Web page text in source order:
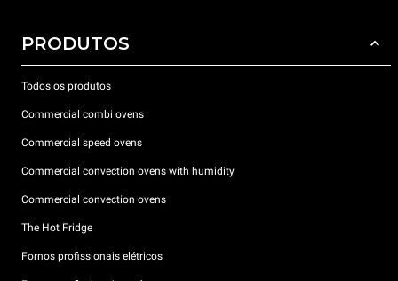
PRODUTOS
Todos os produtos
Commercial combi ovens
Commercial speed ovens
Commercial convection ovens with humidity
Commercial convection ovens
The Hot Fridge
Fornos profissionais elétricos